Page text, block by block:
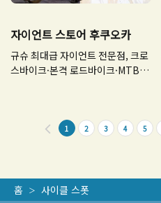
자이언트 스토어 후쿠오카
규슈 최대급 자이언트 전문점, 크로
스바이크·본격 로드바이크·MTB
1 2 3 4 5
홈 사이클 스폿